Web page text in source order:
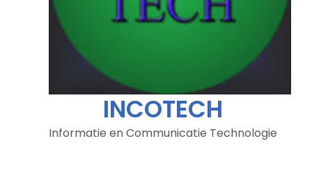
INCOTECH
Informatie en Communicatie Technologie